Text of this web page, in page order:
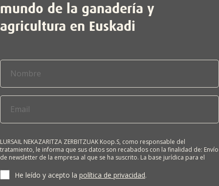
mundo de la ganadería y
agricultura en Euskadi
LURSAIL NEKAZARITZA ZERBITZUAK Koop.S, como responsable del
tratamiento, le informa que sus datos son recabados con la finalidad de: Envío
de newsletter de la empresa al que se ha suscrito. La base jurídica para el
terceros salvo obligación legal. Cualquier persona tiene derecho a solicitar el
acceso, rectificación, supresión, limitación del tratamiento, oposición o
He leído y acepto la política de privacidad.